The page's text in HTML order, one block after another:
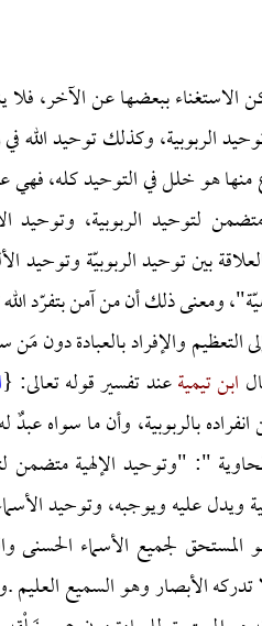
الاستغناء ببعضها عن الآخر،
الربوبية، وكذلك توحيد الله في
هو خلل في التوحيد كله،
لتوحيد الربوبية،
بين توحيد الربوبيّة وتوحيد
ومعنى ذلك أن من آمن بتفرّد الله
التعظيم والإفراد بالعبادة دون
ابن تيميةعند تفسير قوله تعالى: {
بالربوبية، وأن ما سواه
": "وتوحيد الإلهية متضمن
ويدل عليه ويوجبه، وتوحيد
لجميع الأسماء الحسنى
الأبصار وهو السميع العليم